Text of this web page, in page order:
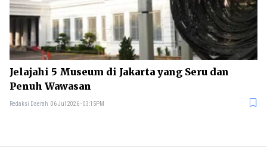
Jelajahi 5 Museum di Jakarta yang Seru dan
Penuh Wawasan
Redaksi Daerah 06 Jul 2026 - 03:15PM